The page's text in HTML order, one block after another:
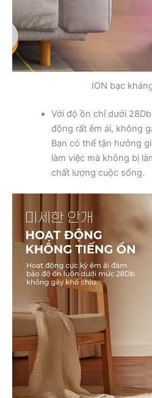
ION bạc
Với độ ồn chỉ dưới
động rất êm ái, không
Bạn có thể tận hưởng
làm việc mà không bị
chất lượng cuộc sống.